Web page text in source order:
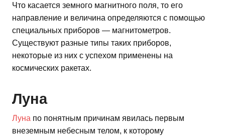
Что касается земного магнитного поля, то его
направление и величина определяются с помощью
специальных приборов — магнитометров.
Существуют разные типы таких приборов,
некоторые из них с успехом применены на
космических ракетах.
Луна
Луна по понятным причинам явилась первым
внеземным небесным телом, к которому